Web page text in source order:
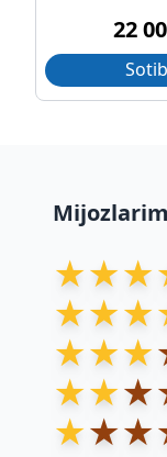
22
★★★
★★★
★★★
★★★
★★★